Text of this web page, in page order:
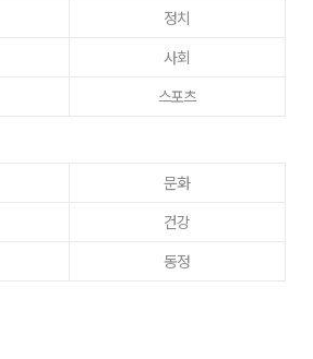
정치
사회
스포츠
문화
건강
동정